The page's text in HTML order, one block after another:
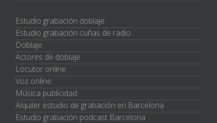
Estudio grabación doblaje
Estudio grabación cuñas de radio
Doblaje
Actores de doblaje
Locutor online
Voz online
Música publicidad
Alquiler estudio de grabación en Barcelona
Estudio grabación podcast Barcelona